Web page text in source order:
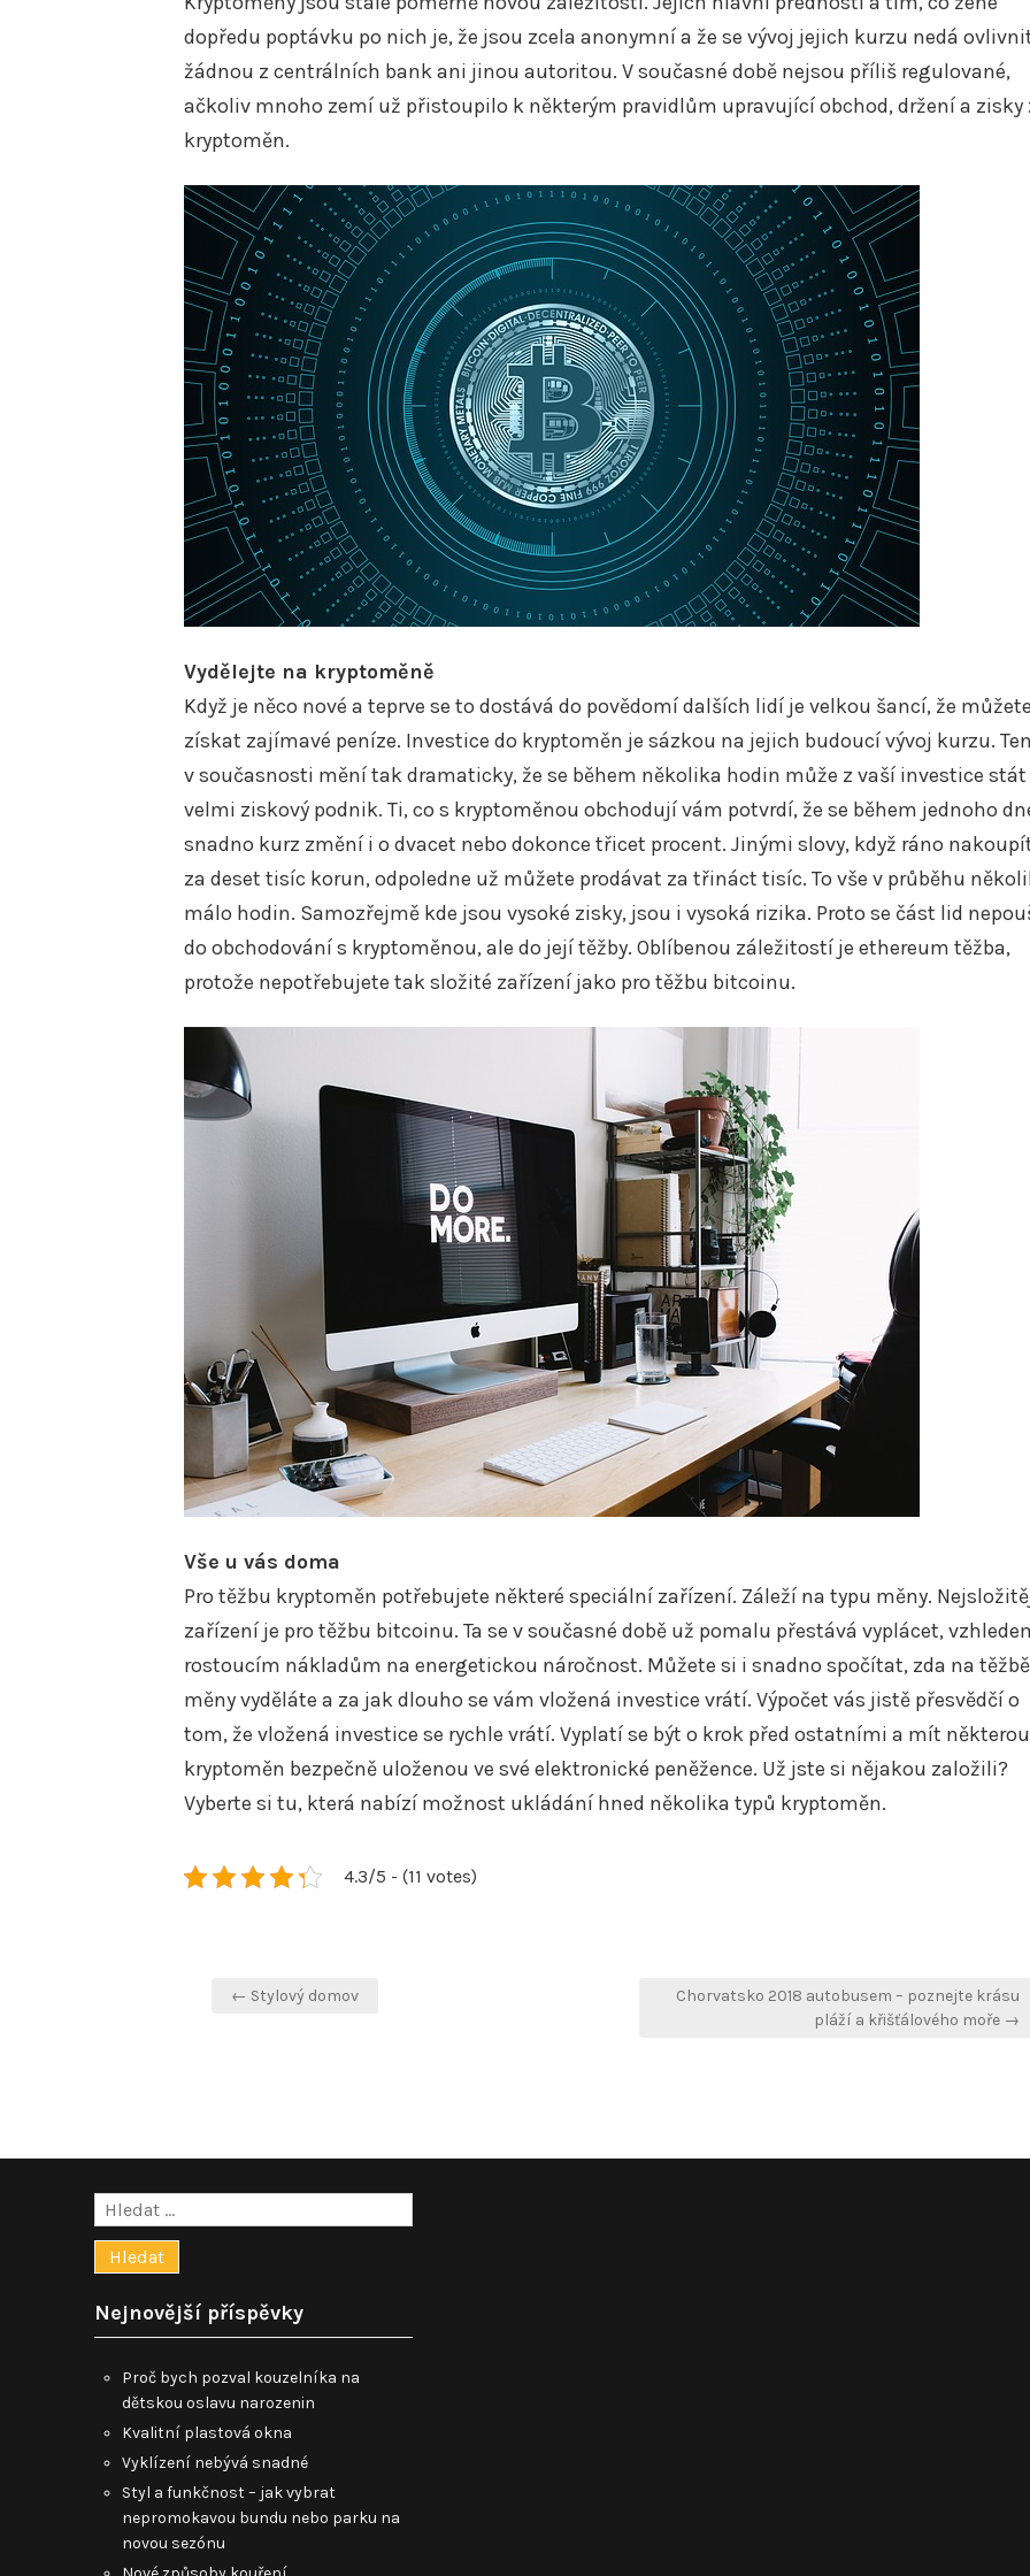
dopředu poptávku po nich je, že jsou zcela anonymní a že se vývoj jejich kurzu nedá
žádnou z centrálních bank ani jinou autoritou. V současné době nejsou příliš regulované,
ačkoliv mnoho zemí už přistoupilo k některým pravidlům upravující obchod, držení a zisky
kryptoměn.
Vydělejte na kryptoměně
Když je něco nové a teprve se to dostává do povědomí dalších lidí je velkou šancí, že
získat zajímavé peníze. Investice do kryptoměn je sázkou na jejich budoucí vývoj kurzu.
v současnosti mění tak dramaticky, že se během několika hodin může z vaší investice stát
velmi ziskový podnik. Ti, co s kryptoměnou obchodují vám potvrdí, že se během jednoho
snadno kurz změní i o dvacet nebo dokonce třicet procent. Jinými slovy, když ráno
za deset tisíc korun, odpoledne už můžete prodávat za třináct tisíc. To vše v průběhu
málo hodin. Samozřejmě kde jsou vysoké zisky, jsou i vysoká rizika. Proto se část lid
do obchodování s kryptoměnou, ale do její těžby. Oblíbenou záležitostí je ethereum těžba,
protože nepotřebujete tak složité zařízení jako pro těžbu bitcoinu.
Vše u vás doma
Pro těžbu kryptoměn potřebujete některé speciální zařízení. Záleží na typu měny.
zařízení je pro těžbu bitcoinu. Ta se v současné době už pomalu přestává vyplácet,
rostoucím nákladům na energetickou náročnost. Můžete si i snadno spočítat, zda na těžbě
měny vyděláte a za jak dlouho se vám vložená investice vrátí. Výpočet vás jistě přesvědčí o
tom, že vložená investice se rychle vrátí. Vyplatí se být o krok před ostatními a mít
kryptoměn bezpečně uloženou ve své elektronické peněžence. Už jste si nějakou založili?
Vyberte si tu, která nabízí možnost ukládání hned několika typů kryptoměn.
4.3/5 - (11 votes)
Navigace
← Stylový domov
Chorvatsko 2018 autobusem – poznejte krásu
pláží a křišťálového moře →
Vyhledávání
Nejnovější příspěvky
Proč bych pozval kouzelníka na
dětskou oslavu narozenin
Kvalitní plastová okna
Vyklízení nebývá snadné
Styl a funkčnost – jak vybrat
nepromokavou bundu nebo parku na
novou sezónu